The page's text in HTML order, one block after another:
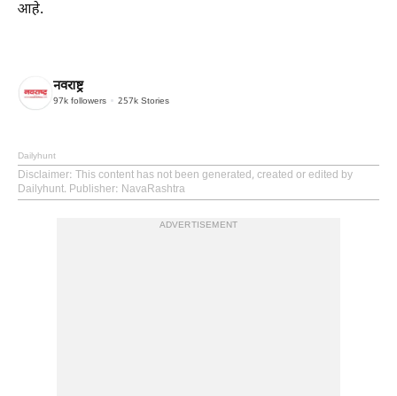
आहे.
नवराष्ट्र
97k followers 257k Stories
Dailyhunt
Disclaimer: This content has not been generated, created or edited by
Dailyhunt. Publisher: NavaRashtra
ADVERTISEMENT